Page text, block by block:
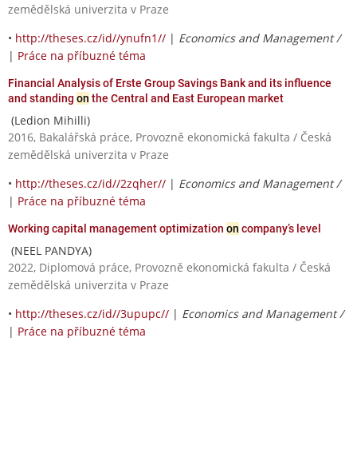
zemědělská univerzita v Praze
• http://theses.cz/id//ynufn1// | Economics and Management /
| Práce na příbuzné téma
Financial Analysis of Erste Group Savings Bank and its influence
and standing on the Central and East European market
(Ledion Mihilli)
2016, Bakalářská práce, Provozně ekonomická fakulta / Česká
zemědělská univerzita v Praze
• http://theses.cz/id//2zqher// | Economics and Management /
| Práce na příbuzné téma
Working capital management optimization on company’s level
(NEEL PANDYA)
2022, Diplomová práce, Provozně ekonomická fakulta / Česká
zemědělská univerzita v Praze
• http://theses.cz/id//3upupc// | Economics and Management /
| Práce na příbuzné téma